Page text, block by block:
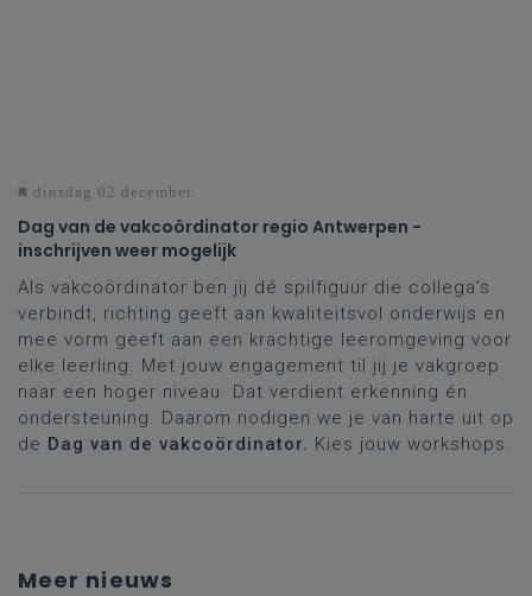
dinsdag 02 december
Dag van de vakcoördinator regio Antwerpen -
inschrijven weer mogelijk
Als vakcoördinator ben jij dé spilfiguur die collega’s
verbindt, richting geeft aan kwaliteitsvol onderwijs en
mee vorm geeft aan een krachtige leeromgeving voor
elke leerling. Met jouw engagement til jij je vakgroep
naar een hoger niveau. Dat verdient erkenning én
ondersteuning. Daarom nodigen we je van harte uit op
de Dag van de vakcoördinator. Kies jouw workshops.
Meer nieuws